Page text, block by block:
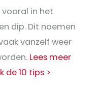
in het
dip. Dit noemen
vanzelf weer
Lees meer
de 10 tips >